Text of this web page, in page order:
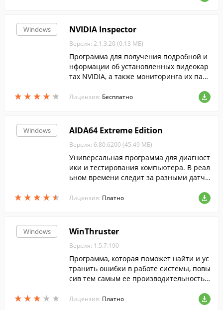
Windows
★ ★ ★ ★ ★
★ ★ ★ ★ ★
NVIDIA Inspector
Версия: 2.1.3.20 (0.13 МБ)
Программа для получения подробной и
нформации об установленных видеокар
тах NVIDIA, а также мониторинга их пар
Лицензия: Бесплатно
Windows
★ ★ ★ ★ ★
★ ★ ★ ★ ★
AIDA64 Extreme Edition
Версия: 6.80.6200 (45.49 МБ)
Универсальная программа для диагност
ики и тестирования компьютера. В реал
ьном времени следит за разными датчи
показания на экран.
Лицензия: Платно
Windows
★ ★ ★ ★ ★
★ ★ ★ ★ ★
WinThruster
Версия: 1.5.7.190
Программа, которая поможет найти и ус
транить ошибки в работе системы, повы
сив тем самым ее производительность
Лицензия: Платно